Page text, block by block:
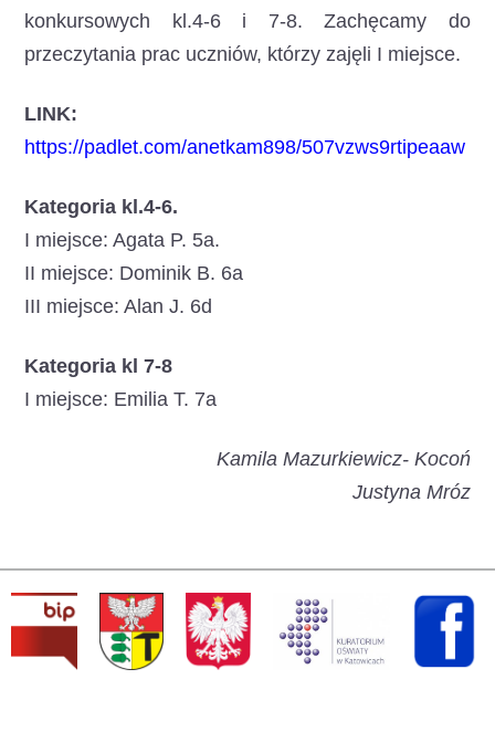
konkursowych kl.4-6 i 7-8. Zachęcamy do
przeczytania prac uczniów, którzy zajęli I miejsce.
LINK:
https://padlet.com/anetkam898/507vzws9rtipeaaw
Kategoria kl.4-6.
I miejsce: Agata P. 5a.
II miejsce: Dominik B. 6a
III miejsce: Alan J. 6d
Kategoria kl 7-8
I miejsce: Emilia T. 7a
Kamila Mazurkiewicz- Kocoń
Justyna Mróz